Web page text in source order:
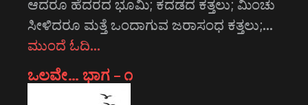
ಆದರೂ ಹೆದರದ ಭೂಮಿ; ಕದಡದ ಕತ್ತಲು; ಮಿಂಚು
ಸೀಳಿದರೂ ಮತ್ತೆ ಒಂದಾಗುವ ಜರಾಸಂಧ ಕತ್ತಲು;…
ಮುಂದೆ ಓದಿ…
ಒಲವೇ… ಭಾಗ – ೧